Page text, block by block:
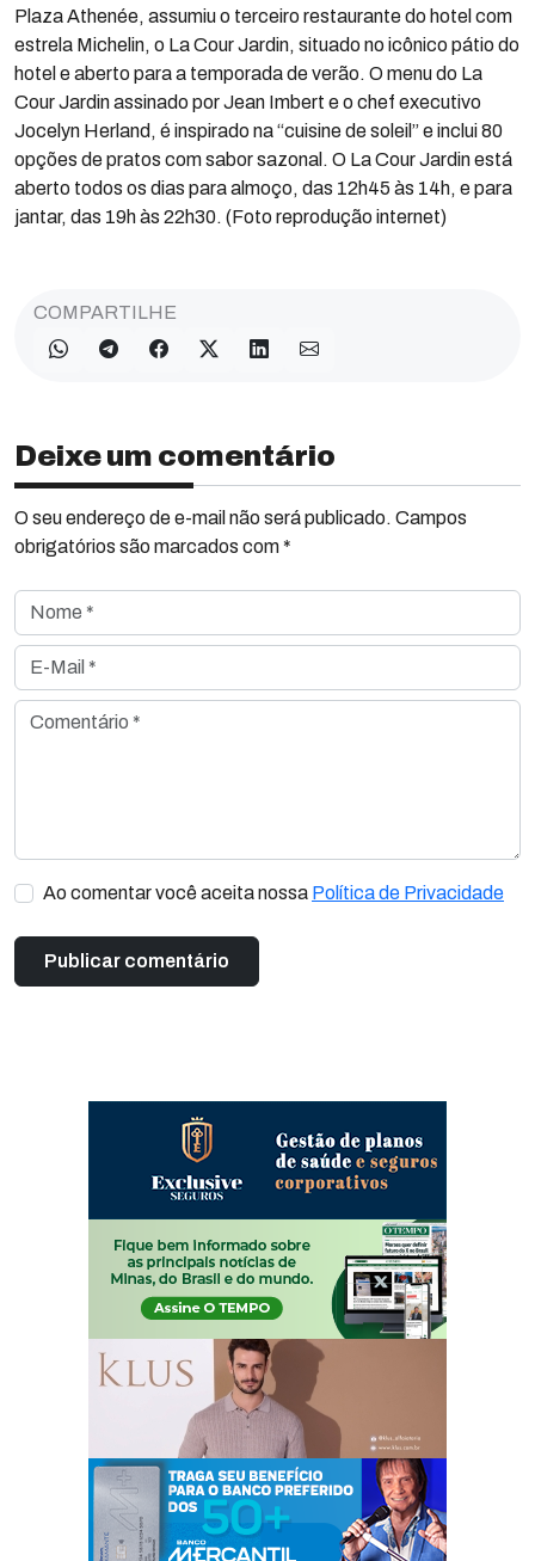
Plaza Athenée, assumiu o terceiro restaurante do hotel com
estrela Michelin, o La Cour Jardin, situado no icônico pátio do
hotel e aberto para a temporada de verão. O menu do La
Cour Jardin assinado por Jean Imbert e o chef executivo
Jocelyn Herland, é inspirado na “cuisine de soleil” e inclui 80
opções de pratos com sabor sazonal. O La Cour Jardin está
aberto todos os dias para almoço, das 12h45 às 14h, e para
jantar, das 19h às 22h30. (Foto reprodução internet)
COMPARTILHE
Deixe um comentário
O seu endereço de e-mail não será publicado. Campos
obrigatórios são marcados com *
Nome *
E-Mail *
Comentário *
Ao comentar você aceita nossa Política de Privacidade